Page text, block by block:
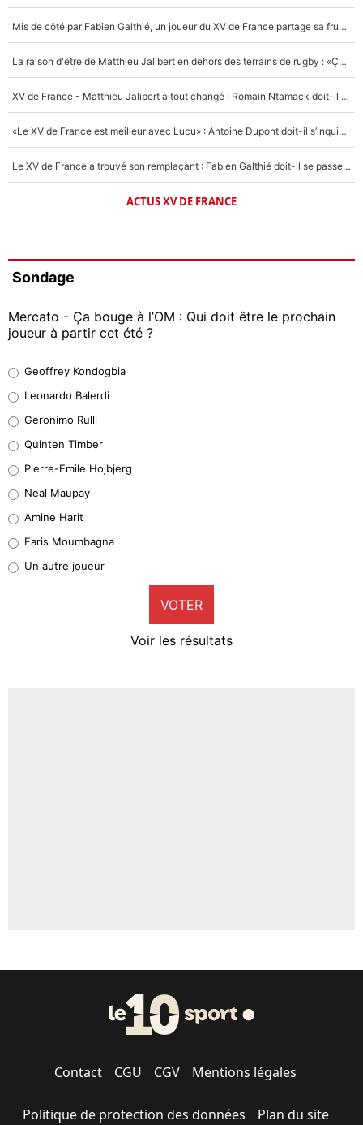
Mis de côté par Fabien Galthié, un joueur du XV de France partage sa frustration : «ils ne me l’ont pas dit tout de suite»
La raison d'être de Matthieu Jalibert en dehors des terrains de rugby : «Ça m'atteint autant que si tu touches à un membre de ma famille»
XV de France - Matthieu Jalibert a tout changé : Romain Ntamack doit-il s’inquiéter pour sa place à un an de la Coupe du monde ?
«Le XV de France est meilleur avec Lucu» : Antoine Dupont doit-il s’inquiéter pour sa place ?
Le XV de France a trouvé son remplaçant : Fabien Galthié doit-il se passer d'Antoine Dupont ?
ACTUS XV DE FRANCE
Sondage
Mercato - Ça bouge à l’OM : Qui doit être le prochain
joueur à partir cet été ?
38%
32%
5%
1%
9%
Geoffrey Kondogbia
Leonardo Balerdi
Geronimo Rulli
Quinten Timber
Pierre-Emile Hojbjerg
Neal Maupay
Amine Harit
Faris Moumbagna
Un autre joueur
VOTER
Voir les résultats
Contact CGU CGV Mentions légales
Politique de protection des données Plan du site